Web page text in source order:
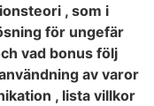
, som i
för ungefär
vad bonus följ
av varor
, lista villkor